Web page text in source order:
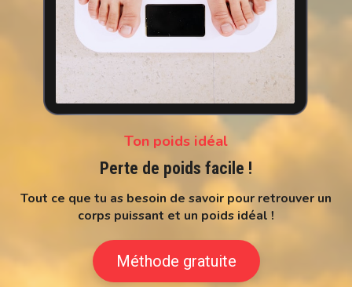
Ton poids idéal
Perte de poids facile !
Tout ce que tu as besoin de savoir pour retrouver un
corps puissant et un poids idéal !
Méthode gratuite